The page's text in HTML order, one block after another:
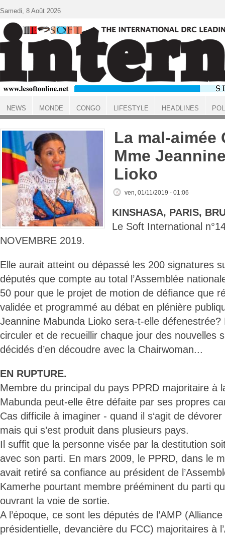
ACCUEIL
La mal-aimée
Mme
Lioko
ven, 01/11/2019 - 01:06
KINSHASA, PARIS,
Le Soft International
NOVEMBRE 2019.
Elle aurait atteint ou dépassé les 200 signatures
députés que compte au total l’Assemblée
50 pour que le projet de motion de défiance que
validée et programmé au débat en plénière
Jeannine Mabunda Lioko sera-t-elle
circuler et de recueillir chaque jour des nouvelles
décidés d’en découdre avec la Chairwoman...
EN RUPTURE.
Membre du principal du pays PPRD majoritaire à
Mabunda peut-elle être défaite par ses propres
Cas difficile à imaginer - quand il s‘agit de
mais qui s’est produit dans plusieurs pays.
Il suffit que la personne visée par la destitution
avec son parti. En mars 2009, le PPRD, dans le
avait retiré sa confiance au président de
Kamerhe pourtant membre prééminent du parti
ouvrant la voie de sortie.
A l’époque, ce sont les députés de l’AMP
présidentielle, devancière du FCC) majoritaires à
Samedi, 8 Août 2026
NEWS MONDE CONGO LIFESTYLE HEADLINES